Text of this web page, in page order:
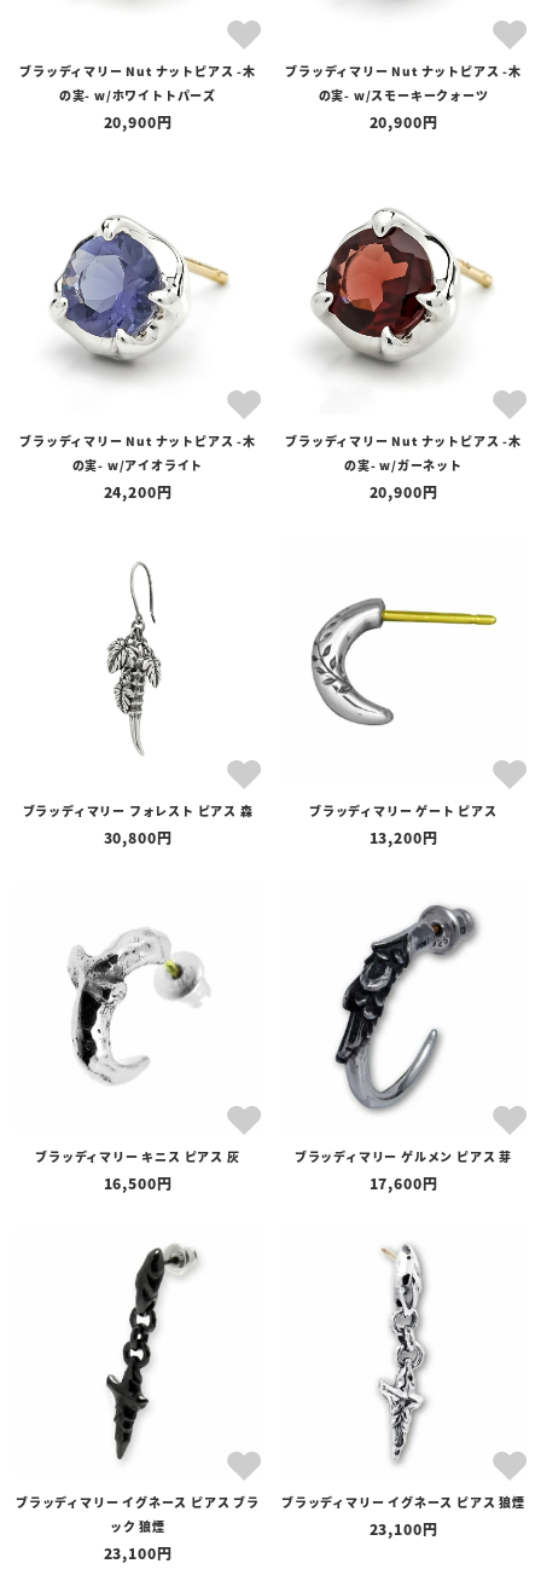
ブラッディマリー Nut ナットピアス -木
の実- w/ホワイトトパーズ
20,900
ブラッディマリー Nut ナットピアス -木
の実- w/スモーキークォーツ
20,900
ブラッディマリー Nut ナットピアス -木
の実- w/アイオライト
24,200
ブラッディマリー Nut ナットピアス -木
の実- w/ガーネット
20,900
ブラッディマリー フォレスト ピアス 森
30,800
ブラッディマリー ゲート ピアス
13,200
ブラッディマリー キニス ピアス 灰
16,500
ブラッディマリー ゲルメン ピアス 芽
17,600
ブラッディマリー イグネース ピアス ブラ
ック 狼煙
23,100
ブラッディマリー イグネース ピアス 狼煙
23,100